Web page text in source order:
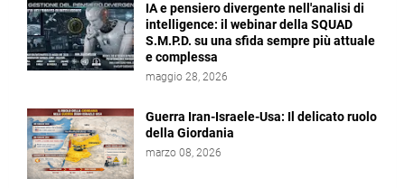
IA e pensiero divergente nell'analisi di
intelligence: il webinar della SQUAD
S.M.P.D. su una sfida sempre più attuale
e complessa
maggio 28, 2026
Guerra Iran-Israele-Usa: Il delicato ruolo
della Giordania
marzo 08, 2026